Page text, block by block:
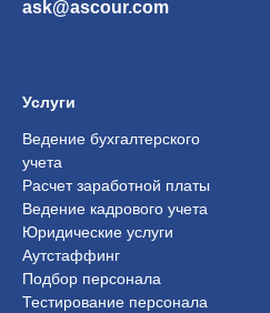
ask@ascour.com
Услуги
Ведение бухгалтерского
учета
Расчет заработной платы
Ведение кадрового учета
Юридические услуги
Аутстаффинг
Подбор персонала
Тестирование персонала